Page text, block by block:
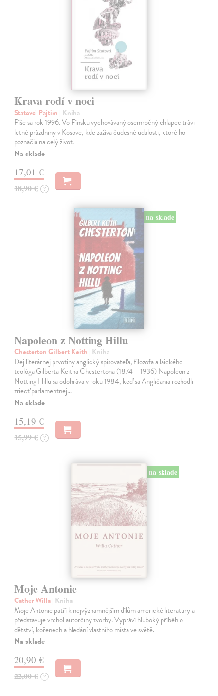
Krava rodí v noci
Statovci Pajtim | Kniha
Píše sa rok 1996. Vo Fínsku vychovávaný osemročný chlapec trávi
letné prázdniny v Kosove, kde zažíva čudesné udalosti, ktoré ho
poznačia na celý život.
Na sklade
17,01 €
18,90 € ?
na sklade
Napoleon z Notting Hillu
Chesterton Gilbert Keith | Kniha
Dej literárnej prvotiny anglický spisovateľa, filozofa a laického
teológa Gilberta Keitha Chestertona (1874 – 1936) Napoleon z
Notting Hillu sa odohráva v roku 1984, keď sa Angličania rozhodli
zriecť parlamentnej…
Na sklade
15,19 €
15,99 € ?
na sklade
Moje Antonie
Cather Willa| Kniha
Moje Antonie patří k nejvýznamnějším dílům americké literatury a
představuje vrchol autorčiny tvorby. Vypráví hluboký příběh o
dětství, kořenech a hledání vlastního místa ve světě.
Na sklade
20,90 €
22,00 € ?